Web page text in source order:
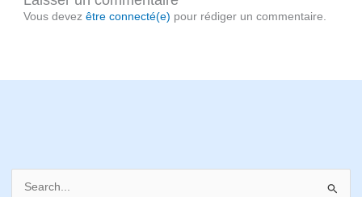
Vous devezêtre connecté(e) pour rédiger un commentaire.